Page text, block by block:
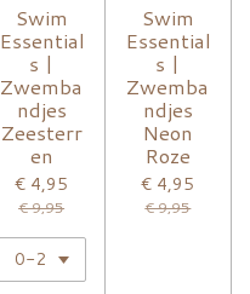
Swim
Essential
s |
Zwemba
ndjes
Zeesterr
en
€ 4,95
€ 9,95
Swim
Essential
s |
Zwemba
ndjes
Neon
Roze
€ 4,95
€ 9,95